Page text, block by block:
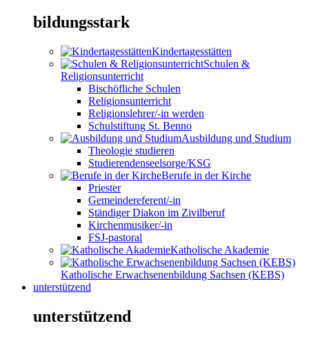
bildungsstark
Kindertagesstätten
Schulen &
Religionsunterricht
Bischöfliche Schulen
Religionsunterricht
Religionslehrer/-in werden
Schulstiftung St. Benno
Ausbildung und Studium
Theologie studieren
Studierendenseelsorge/KSG
Berufe in der Kirche
Priester
Gemeindereferent/-in
Ständiger Diakon im Zivilberuf
Kirchenmusiker/-in
FSJ-pastoral
Katholische Akademie
Katholische Erwachsenenbildung Sachsen (KEBS)
unterstützend
unterstützend